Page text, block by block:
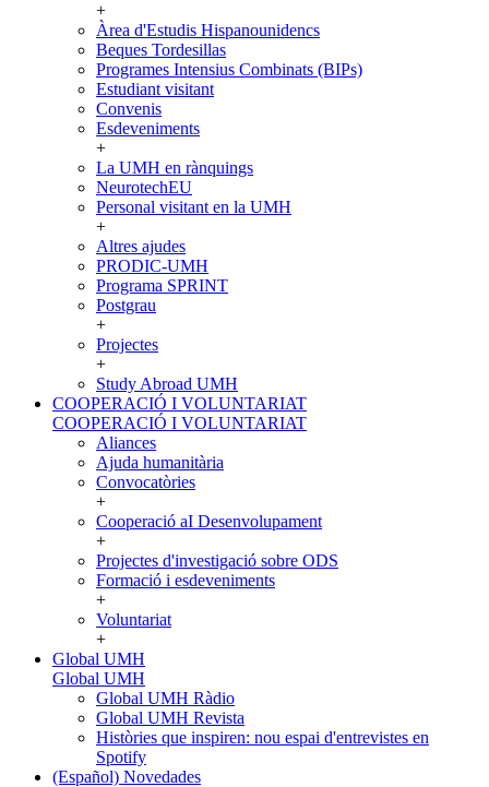
+
Àrea d'Estudis Hispanounidencs
Beques Tordesillas
Programes Intensius Combinats (BIPs)
Estudiant visitant
Convenis
Esdeveniments
+
La UMH en rànquings
NeurotechEU
Personal visitant en la UMH
+
Altres ajudes
PRODIC-UMH
Programa SPRINT
Postgrau
+
Projectes
+
Study Abroad UMH
COOPERACIÓ I VOLUNTARIAT
COOPERACIÓ I VOLUNTARIAT
Aliances
Ajuda humanitària
Convocatòries
+
Cooperació aI Desenvolupament
+
Projectes d'investigació sobre ODS
Formació i esdeveniments
+
Voluntariat
+
Global UMH
Global UMH
Global UMH Ràdio
Global UMH Revista
Històries que inspiren: nou espai d'entrevistes en
Spotify
(Español) Novedades